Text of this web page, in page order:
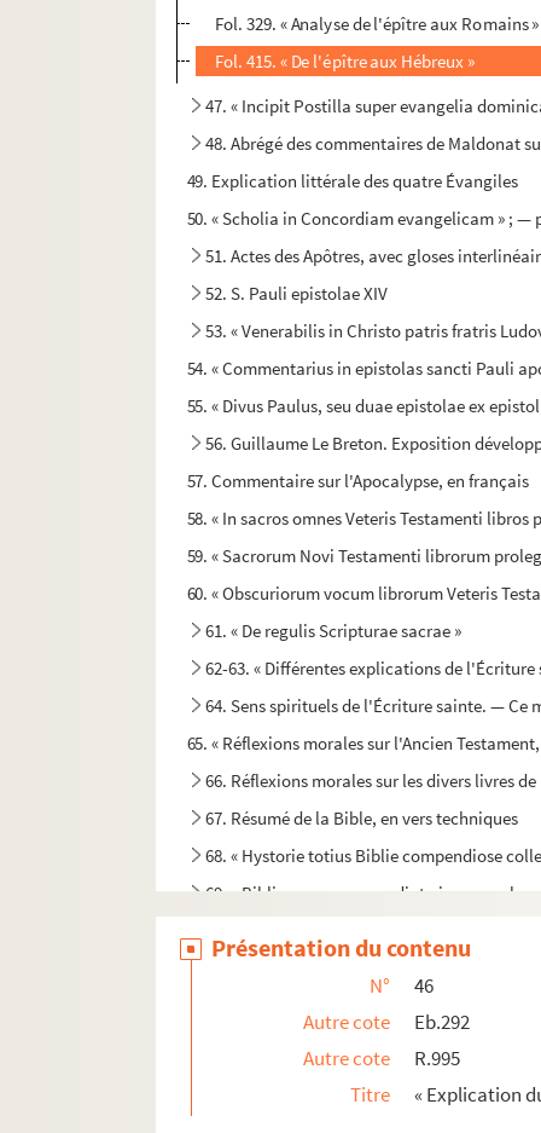
Fol. 329. « Analyse de l'épître aux Romains »
Fol. 415. « De l'épître aux Hébreux »
47. « Incipit Postilla super evangelia
48. Abrégé des commentaires de Maldonat
49. Explication littérale des quatre Évangiles
50. « Scholia in Concordiam evangelicam » ; —
51. Actes des Apôtres, avec gloses
52. S. Pauli epistolae XIV
53. « Venerabilis in Christo patris fratris
54. « Commentarius in epistolas sancti Pauli
55. « Divus Paulus, seu duae epistolae ex
56. Guillaume Le Breton. Exposition
57. Commentaire sur l'Apocalypse, en français
58. « In sacros omnes Veteris Testamenti
59. « Sacrorum Novi Testamenti librorum
60. « Obscuriorum vocum librorum Veteris
61. « De regulis Scripturae sacrae »
62-63. « Différentes explications de
64. Sens spirituels de l'Écriture sainte. —
65. « Réflexions morales sur l'Ancien
66. Réflexions morales sur les divers livres
67. Résumé de la Bible, en vers techniques
68. « Hystorie totius Biblie compendiose
69. « Biblia sacra compendiata in manuale,
72. Résumé succinct de tous les livres de la
Présentation du contenu
N°
46
Autre cote
Eb.292
Autre cote
R.995
Titre
« Explication